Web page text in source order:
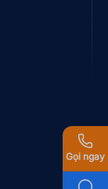
Gọi ngay